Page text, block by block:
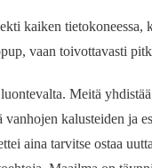
kaiken tietokoneessa,
vaan toivottavasti
Meitä
kalusteiden ja
aina tarvitse ostaa